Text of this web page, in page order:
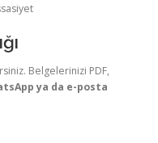
Belgelerinizi PDF,
ya da e-posta